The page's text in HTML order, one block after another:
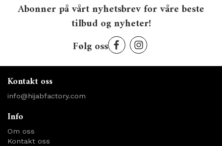
Abonner på vårt nyhetsbrev for våre beste
tilbud og nyheter!
Følg oss
Kontakt oss
info@hijabfactory.com
Info
Om oss
Kontakt oss